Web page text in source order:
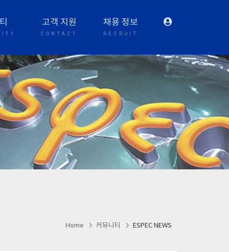
고객 지원
CONTACT
채용 정보
RECRUIT
Home 커뮤니티 ESPEC NEWS